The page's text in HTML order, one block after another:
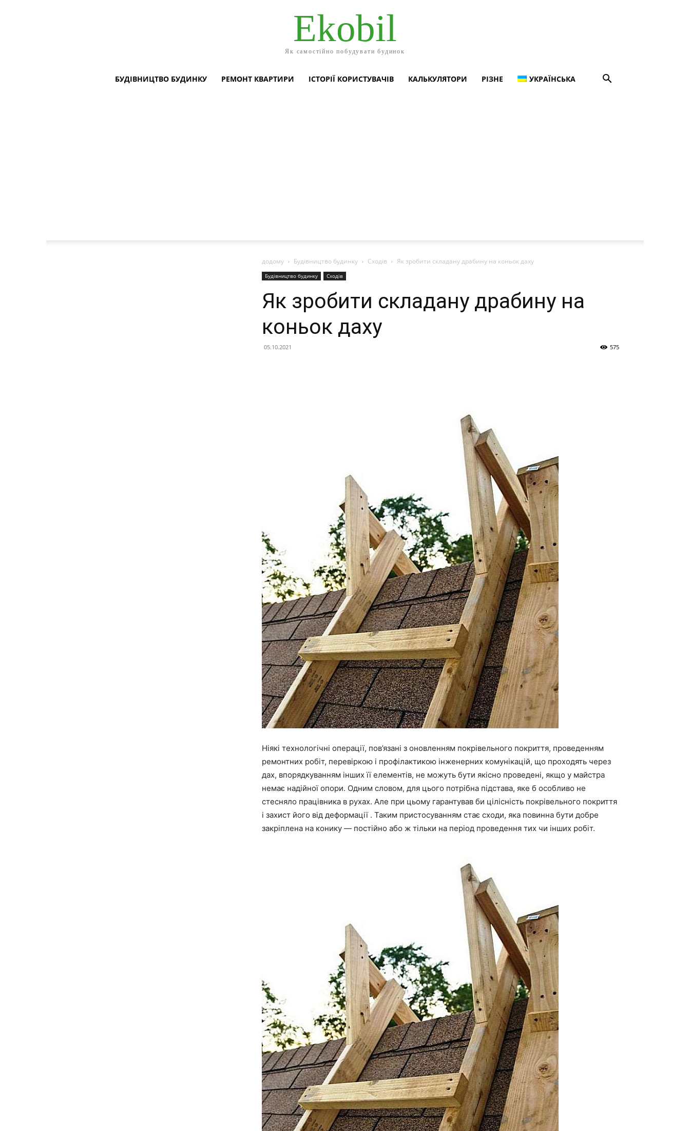
Ekobil
Як самостійно побудувати будинок
БУДІВНИЦТВО БУДИНКУ РЕМОНТ КВАРТИРИ ІСТОРІЇ КОРИСТУВАЧІВ КАЛЬКУЛЯТОРИ РІЗНЕ УКРАЇНСЬКА
додому Будівництво будинку Сходів Як зробити складану драбину на коньок даху
Будівництво будинку Сходів
Як зробити складану драбину на
коньок даху
05.10.2021 575
Ніякі технологічні операції, пов’язані з оновленням покрівельного покриття, проведенням
ремонтних робіт, перевіркою і профілактикою інженерних комунікацій, що проходять через
дах, впорядкуванням іншихїї елементів, не можуть бути якісно проведені, якщо у майстра
немає надійної опори. Одним словом, для цього потрібна підстава, яке б особливо не
стесняло працівника в рухах. Але при цьому гарантував би цілісність покрівельного покриття
і захист його від деформації . Таким пристосуванням стає сходи, яка повинна бути добре
закріплена на конику — постійно або ж тільки на період проведення тих чи інших робіт.